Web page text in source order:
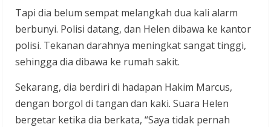
Tapi dia belum sempat melangkah dua kali alarm
berbunyi. Polisi datang, dan Helen dibawa ke kantor
polisi. Tekanan darahnya meningkat sangat tinggi,
sehingga dia dibawa ke rumah sakit.
Sekarang, dia berdiri di hadapan Hakim Marcus,
dengan borgol di tangan dan kaki. Suara Helen
bergetar ketika dia berkata, “Saya tidak pernah